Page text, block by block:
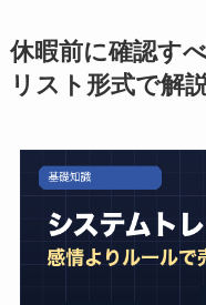
休暇前に確認す
リスト形式で解